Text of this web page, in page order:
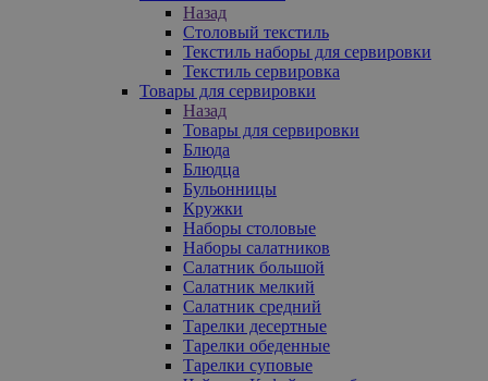
Назад
Столовый текстиль
Текстиль наборы для сервировки
Текстиль сервировка
Товары для сервировки
Назад
Товары для сервировки
Блюда
Блюдца
Бульонницы
Кружки
Наборы столовые
Наборы салатников
Салатник большой
Салатник мелкий
Салатник средний
Тарелки десертные
Тарелки обеденные
Тарелки суповые